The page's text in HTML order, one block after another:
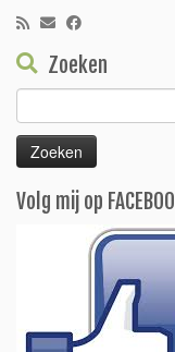
Zoeken
naar:
Volg mij op